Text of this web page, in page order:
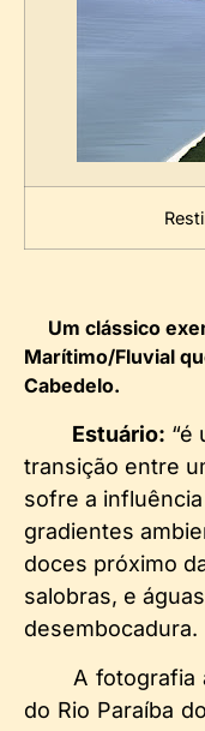
Um clássico
Marítimo/Fluvial
Cabedelo.
Estuário: “é
transição entre
sofre a
gradientes
doces próximo
salobras, e
desembocadura.
A fotografia
do Rio Paraíba